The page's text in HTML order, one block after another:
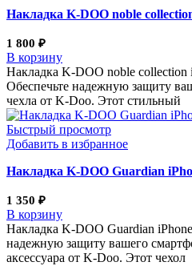
Накладка K-DOO noble
1 800 ₽
В корзину
Накладка K-DOO noble collection
Обеспечьте надежную защиту
чехла от K-Doo. Этот стильный
Быстрый просмотр
Добавить в избранное
Накладка K-DOO Guardian
1 350 ₽
В корзину
Накладка K-DOO Guardian
надежную защиту вашего
аксессуара от K-Doo. Этот чехол